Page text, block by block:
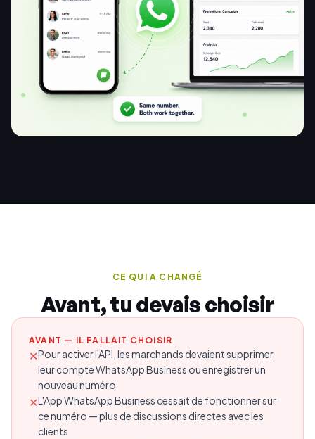
CE QUI A CHANGÉ
Avant, tu devais choisir
AVANT — IL FALLAIT CHOISIR
✕Pour activer l'API, les marchands devaient supprimer
leur compte WhatsApp Business ou enregistrer un
nouveau numéro
✕L'App WhatsApp Business cessait de fonctionner sur
ce numéro — plus de discussions directes avec les
clients